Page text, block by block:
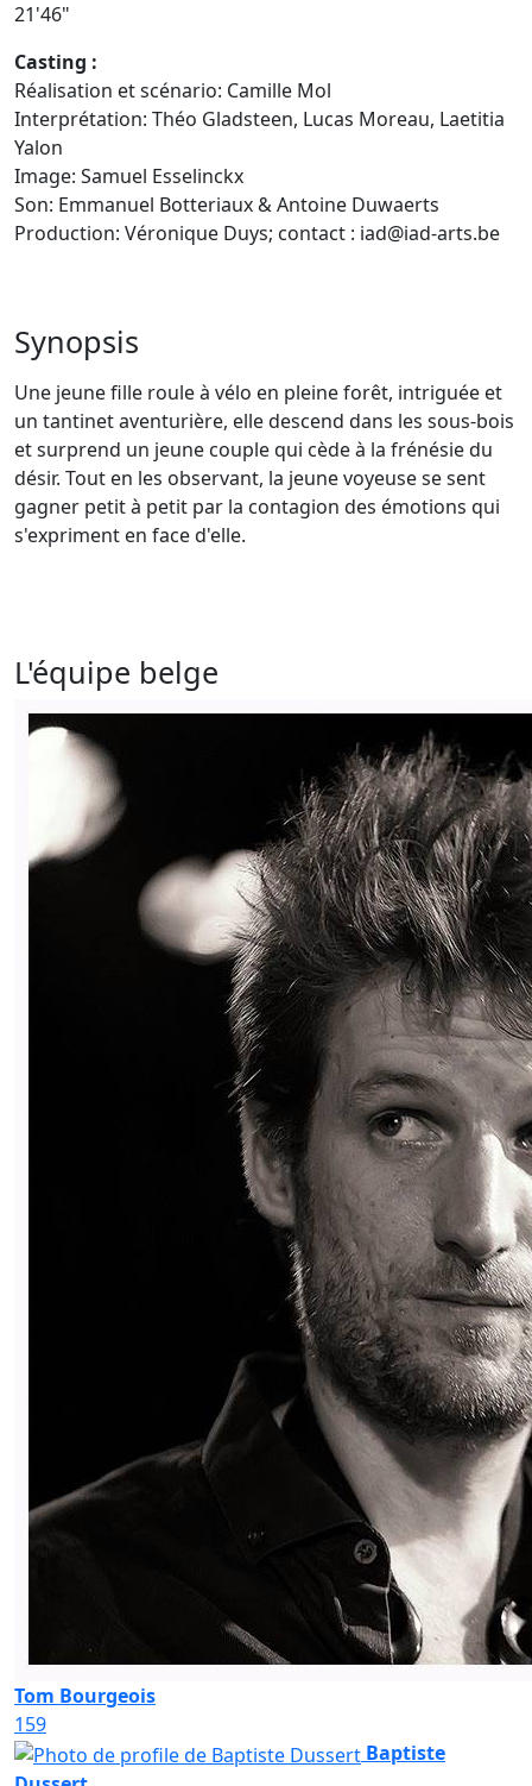
21'46"
Casting :
Réalisation et scénario: Camille Mol
Interprétation: Théo Gladsteen, Lucas Moreau, Laetitia
Yalon
Image: Samuel Esselinckx
Son: Emmanuel Botteriaux & Antoine Duwaerts
Production: Véronique Duys; contact : iad@iad-arts.be
Synopsis
Une jeune fille roule à vélo en pleine forêt, intriguée et
un tantinet aventurière, elle descend dans les sous-bois
et surprend un jeune couple qui cède à la frénésie du
désir. Tout en les observant, la jeune voyeuse se sent
gagner petit à petit par la contagion des émotions qui
s'expriment en face d'elle.
L'équipe belge
Tom Bourgeois
159
Baptiste